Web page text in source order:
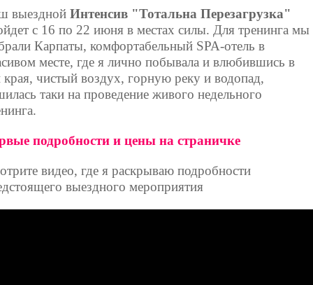
выездной Интенсив "Тотальна Перезагрузка"
с 16 по 22 июня в местах силы. Для тренинга мы
Карпаты, комфортабельный SPA-отель в
месте, где я лично побывала и влюбившись в
края, чистый воздух, горную реку и водопад,
таки на проведение живого недельного
подробности и цены на страничке
видео, где я раскрываю подробности
выездного мероприятия